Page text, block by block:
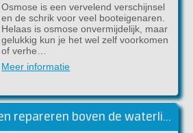
Osmose is een vervelend verschijnsel
en de schrik voor veel booteigenaren.
Helaas is osmose onvermijdelijk, maar
gelukkig kun je het wel zelf voorkomen
of verhe…
Meer informatie
Gaten en scheuren repareren boven de waterlijn